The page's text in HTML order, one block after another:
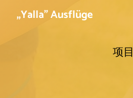
项目
„Yalla" Ausflüge